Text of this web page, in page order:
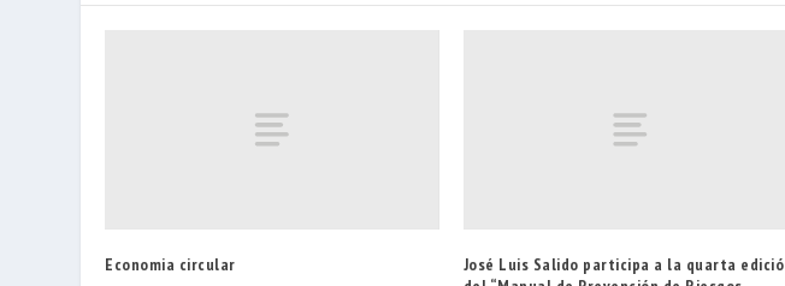
Economia circular
José Luis Salido participa a la quarta edició